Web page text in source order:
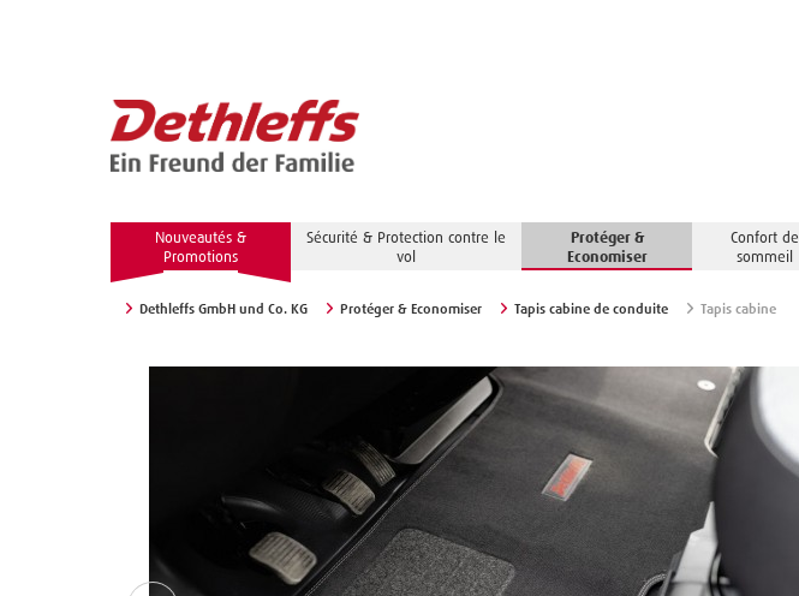
Nouveautés &
Promotions
Sécurité & Protection contre le
vol
Protéger &
Economiser
Confort de
sommeil
Dethleffs GmbH und Co. KG Protéger & Economiser Tapis cabine de conduite Tapis cabine